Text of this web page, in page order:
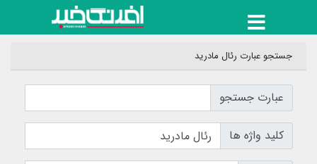
جستجو عبارت رئال مادرید
عبارت جستجو
کلید واژه ها